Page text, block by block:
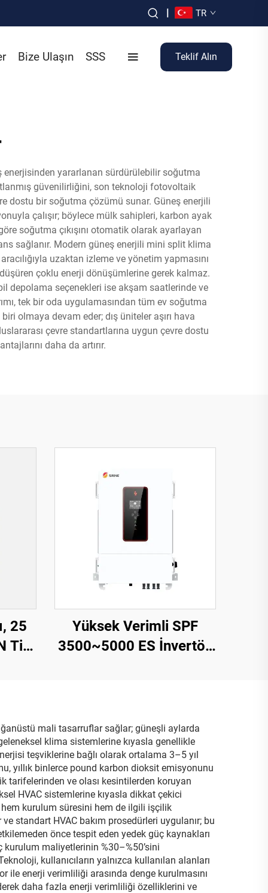
| TR
Bize Ulaşın SSS Teklif Alın
yararlanan sürdürülebilir soğutma
güvenilirliğini, son teknoloji fotovoltaik
dostu bir soğutma çözümü sunar. Güneş enerjili
çalışır; böylece mülk sahipleri, karbon ayak
soğutma çıkışını otomatik olarak ayarlayan
sağlanır. Modern güneş enerjili mini split klima
uzaktan izleme ve yönetim yapmasını
çoklu enerji dönüşümlerine gerek kalmaz.
depolama seçenekleri ise akşam saatlerinde ve
tek bir oda uygulamasından tüm ev soğutma
olmaya devam eder; dış üniteler aşırı hava
çevre standartlarına uygun çevre dostu
daha da artırır.
25
Tipi
Yüksek Verimli SPF
3500~5000 ES İnvertör,
mali tasarruflar sağlar; güneşli aylarda
klima sistemlerine kıyasla genellikle
teşviklerine bağlı olarak ortalama 3–5 yıl
yıllık binlerce pound karbon dioksit emisyonunu
tarifelerinden ve olası kesintilerden koruyan
HVAC sistemlerine kıyasla dikkat çekici
hem kurulum süresini hem de ilgili işçilik
standart HVAC bakım prosedürleri uygulanır; bu
önce tespit eden yedek güç kaynakları
maliyetlerinin %30–%50’sini
kullanıcıların yalnızca kullanılan alanları
enerji verimliliği arasında denge kurulmasını
daha fazla enerji verimliliği özelliklerini ve